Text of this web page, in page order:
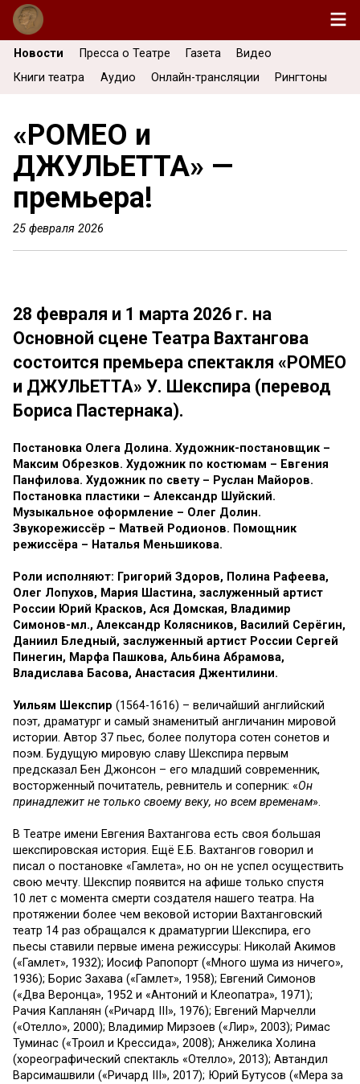
Новости Пресса о Театре Газета
Видео
Книги театра
Аудио Онлайн-трансляции Рингтоны
«РОМЕО и
ДЖУЛЬЕТТА» —
премьера!
25 февраля 2026
28 февраля и 1 марта 2026 г. на
Основной сцене Театра Вахтангова
состоится премьера спектакля «РОМЕО
и ДЖУЛЬЕТТА» У. Шекспира (перевод
Бориса Пастернака).
Постановка Олега Долина. Художник-постановщик –
Максим Обрезков. Художник по костюмам – Евгения
Панфилова. Художник по свету – Руслан Майоров.
Постановка пластики – Александр Шуйский.
Музыкальное оформление – Олег Долин.
Звукорежиссёр – Матвей Родионов. Помощник
режиссёра – Наталья Меньшикова.
Роли исполняют: Григорий Здоров, Полина Рафеева,
Олег Лопухов, Мария Шастина, заслуженный артист
России Юрий Красков, Ася Домская, Владимир
Симонов-мл., Александр Колясников, Василий Серёгин,
Даниил Бледный, заслуженный артист России Сергей
Пинегин, Марфа Пашкова, Альбина Абрамова,
Владислава Басова, Анастасия Джентилини.
Уильям Шекспир (1564-1616) – величайший английский
поэт, драматург и самый знаменитый англичанин мировой
истории. Автор 37 пьес, более полутора сотен сонетов и
поэм. Будущую мировую славу Шекспира первым
предсказал Бен Джонсон – его младший современник,
восторженный почитатель, ревнитель и соперник: «Он
принадлежит не только своему веку, но всем временам».
В Театре имени Евгения Вахтангова есть своя большая
шекспировская история. Ещё Е.Б. Вахтангов говорил и
писал о постановке «Гамлета», но он не успел осуществить
свою мечту. Шекспир появится на афише только спустя
10 лет с момента смерти создателя нашего театра. На
протяжении более чем вековой истории Вахтанговский
театр 14 раз обращался к драматургии Шекспира, его
пьесы ставили первые имена режиссуры: Николай Акимов
(«Гамлет», 1932); Иосиф Рапопорт («Много шума из ничего»,
1936); Борис Захава («Гамлет», 1958); Евгений Симонов
(«Два Веронца», 1952 и «Антоний и Клеопатра», 1971);
Рачия Капланян («Ричард III», 1976); Евгений Марчелли
(«Отелло», 2000); Владимир Мирзоев («Лир», 2003); Римас
Туминас («Троил и Крессида», 2008); Анжелика Холина
(хореографический спектакль «Отелло», 2013); Автандил
Варсимашвили («Ричард III», 2017); Юрий Бутусов («Мера за